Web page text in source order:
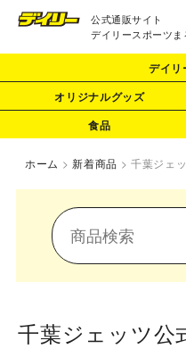
公式通販サイト
デイリースポーツま
デイリ
オリジナルグッズ
食品
ホーム > 新着商品 > 千葉ジェ
千葉ジェッツ公